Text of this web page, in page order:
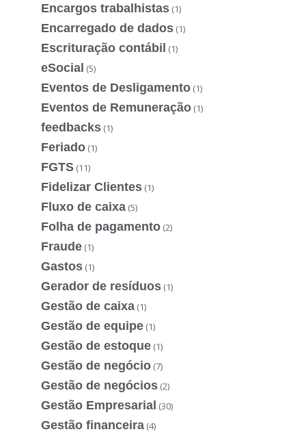
Encargos trabalhistas (1)
Encarregado de dados (1)
Escrituração contábil (1)
eSocial (5)
Eventos de Desligamento (1)
Eventos de Remuneração (1)
feedbacks (1)
Feriado (1)
FGTS (11)
Fidelizar Clientes (1)
Fluxo de caixa (5)
Folha de pagamento (2)
Fraude (1)
Gastos (1)
Gerador de resíduos (1)
Gestão de caixa (1)
Gestão de equipe (1)
Gestão de estoque (1)
Gestão de negócio (7)
Gestão de negócios (2)
Gestão Empresarial (30)
Gestão financeira (4)